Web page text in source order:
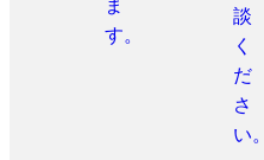
ま
す。
談
く
だ
さ
い。